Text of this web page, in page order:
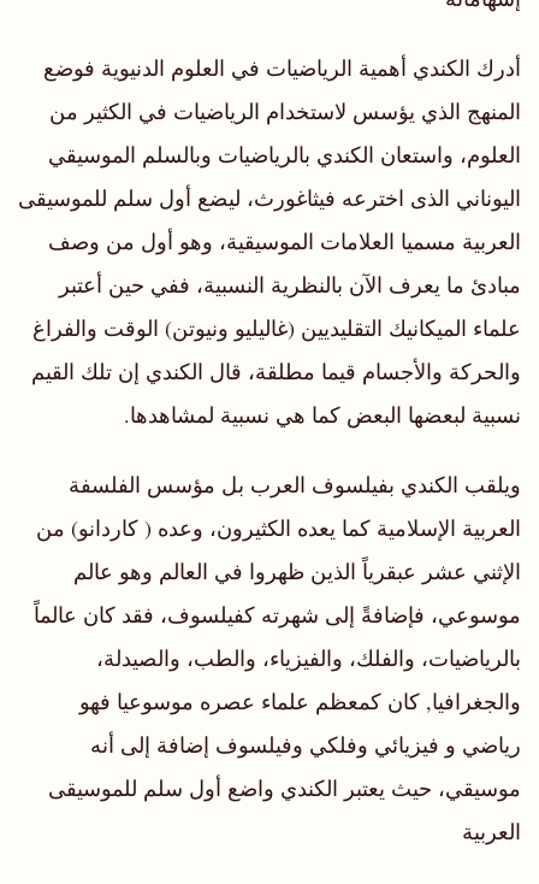
أدرك الكندي أهمية الرياضيات في العلوم الدنيوية فوضع
المنهج الذي يؤسس لاستخدام الرياضيات في الكثير من
العلوم، واستعان الكندي بالرياضيات وبالسلم الموسيقي
اليوناني الذى اخترعه فيثاغورث، ليضع أول سلم للموسيقى
العربية مسميا العلامات الموسيقية، وهو أول من وصف
مبادئ ما يعرف الآن بالنظرية النسبية، ففي حين أعتبر
علماء الميكانيك التقليديين (غاليليو ونيوتن) الوقت والفراغ
والحركة والأجسام قيما مطلقة، قال الكندي إن تلك القيم
نسبية لبعضها البعض كما هي نسبية لمشاهدها.
ويلقب الكندي بفيلسوف العرب بل مؤسس الفلسفة
العربية الإسلامية كما يعده الكثيرون، وعده ( كاردانو) من
الإثني عشر عبقرياً الذين ظهروا في العالم وهو عالم
موسوعي، فإضافةً إلى شهرته كفيلسوف، فقد كان عالماً
بالرياضيات، والفلك، والفيزياء، والطب، والصيدلة،
والجغرافيا, كان كمعظم علماء عصره موسوعيا فهو
رياضي و فيزيائي وفلكي وفيلسوف إضافة إلى أنه
موسيقي، حيث يعتبر الكندي واضع أول سلم للموسيقى
العربية